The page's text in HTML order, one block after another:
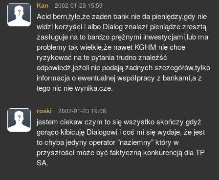
Kan pisze:
2002-01-23 15:59
Acid bern,tyle,że zaden bank nie da pieniędzy,gdy nie
widzi korzyści i albo Dialog znalazł pieniądze zresztą
zasługuje na to bardzo prężnymi inwestycjami,lub ma
problemy tak wielkie,że nawet KGHM nie chce
ryzykować na te pytania trudno znależść
odpowiedż,jeżeli nie podają żadnych szczegółów,tylko
informacja o ewentualnej współpracy z bankami,a z
tego nic nie wynika.cze.
roski pisze:
2002-01-23 19:08
jestem ciekaw czym to się wszystko skończy gdyż
gorąco kibicuję Dialogowi i coś mi się wydaje, że jest
to chyba jedyny operator "naziemny" który w
przyszłości może być faktyczną konkurencją dla TP
SA.